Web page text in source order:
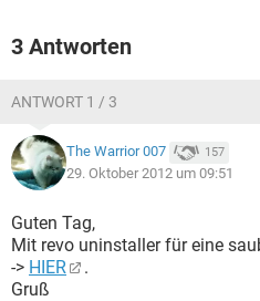
3 Antworten
ANTWORT 1 / 3
The Warrior 007 157
29. Oktober 2012 um 09:51
Guten Tag,
Mit revo uninstaller für eine
-> HIER
.
Gruß